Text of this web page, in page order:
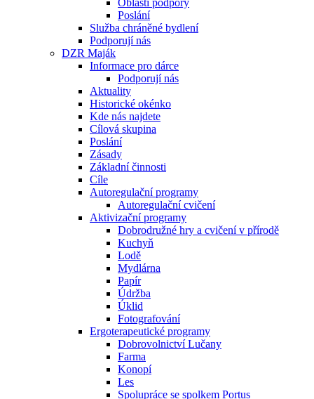
Poslání
Služba chráněné bydlení
Podporují nás
DZR Maják
Informace pro dárce
Podporují nás
Aktuality
Historické okénko
Kde nás najdete
Cílová skupina
Poslání
Zásady
Základní činnosti
Cíle
Autoregulační programy
Autoregulační cvičení
Aktivizační programy
Dobrodružné hry a cvičení v přírodě
Kuchyň
Lodě
Mydlárna
Papír
Údržba
Úklid
Fotografování
Ergoterapeutické programy
Dobrovolnictví Lučany
Farma
Konopí
Les
Spolupráce se spolkem Portus